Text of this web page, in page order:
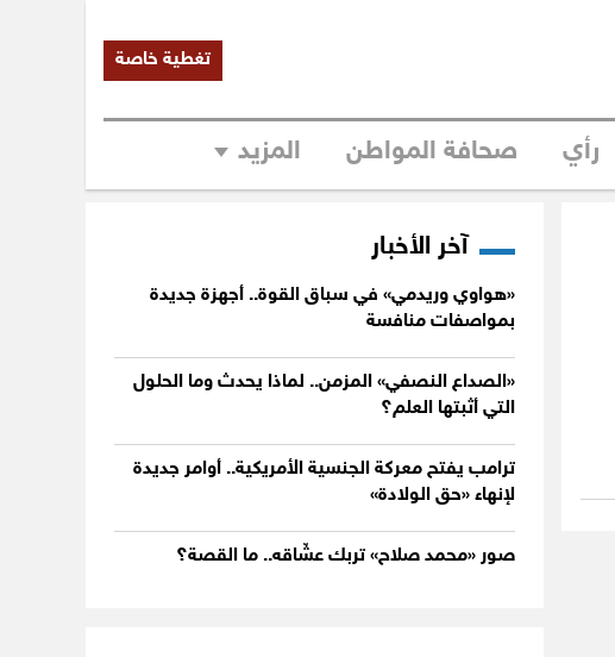
تغطية خاصة
رأي صحافة المواطن المزيد
آخر الأخبار
«هواوي وريدمي» في سباق القوة.. أجهزة جديدة
بمواصفات منافسة
«الصداع النصفي» المزمن.. لماذا يحدث وما الحلول
التي أثبتها العلم؟
ترامب يفتح معركة الجنسية الأمريكية.. أوامر جديدة
لإنهاء «حق الولادة»
صور «محمد صلاح» تربك عشّاقه.. ما القصة؟